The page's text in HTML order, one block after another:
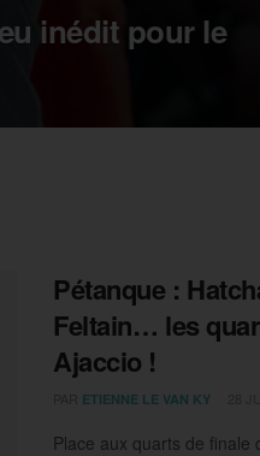
inédit pour le
Pétanque :
Feltain… les
Ajaccio !
ETIENNE LE VAN KY
Place aux quarts de finale